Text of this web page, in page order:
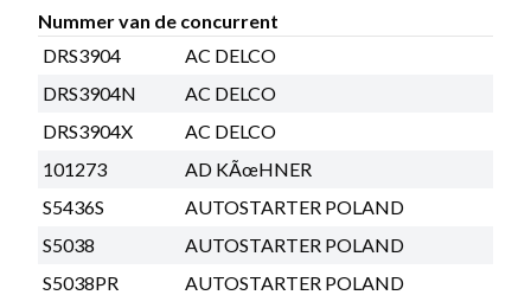
Nummer van de concurrent
DRS3904
AC DELCO
DRS3904N
AC DELCO
DRS3904X
AC DELCO
101273
AD KÃœHNER
S5436S
AUTOSTARTER POLAND
S5038
AUTOSTARTER POLAND
S5038PR
AUTOSTARTER POLAND